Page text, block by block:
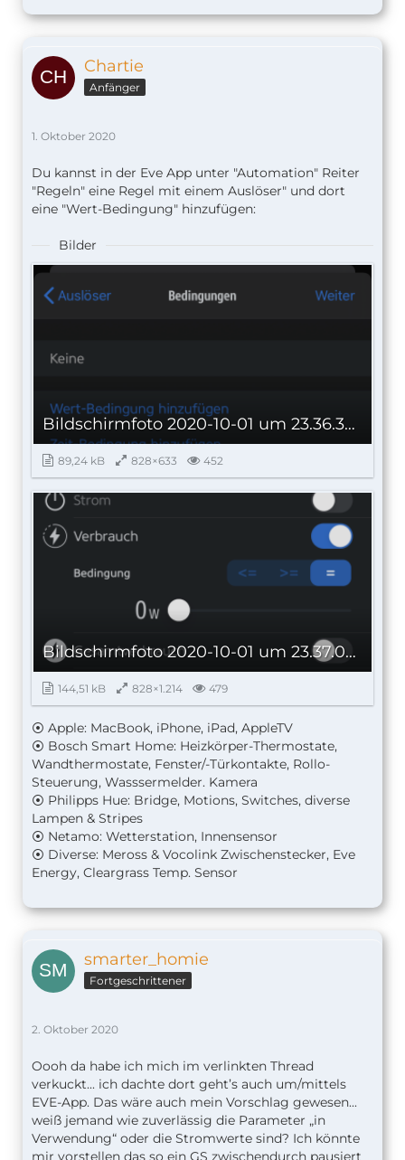
Chartie
Anfänger
1. Oktober 2020
Du kannst in der Eve App unter "Automation" Reiter
"Regeln" eine Regel mit einem Auslöser" und dort
eine "Wert-Bedingung" hinzufügen:
Bilder
Bildschirmfoto 2020-10-01 um 23.36.32.png
89,24 kB 828×633 452
Bildschirmfoto 2020-10-01 um 23.37.07.png
144,51 kB 828×1.214 479
⦿ Apple: MacBook, iPhone, iPad, AppleTV
⦿ Bosch Smart Home: Heizkörper-Thermostate,
Wandthermostate, Fenster/-Türkontakte, Rollo-
Steuerung, Wasssermelder. Kamera
⦿ Philipps Hue: Bridge, Motions, Switches, diverse
Lampen & Stripes
⦿ Netamo: Wetterstation, Innensensor
⦿ Diverse: Meross & Vocolink Zwischenstecker, Eve
Energy, Cleargrass Temp. Sensor
smarter_homie
Fortgeschrittener
2. Oktober 2020
Oooh da habe ich mich im verlinkten Thread
verkuckt... ich dachte dort geht’s auch um/mittels
EVE-App. Das wäre auch mein Vorschlag gewesen...
weiß jemand wie zuverlässig die Parameter „in
Verwendung“ oder die Stromwerte sind? Ich könnte
mir vorstellen das so ein GS zwischendurch pausiert